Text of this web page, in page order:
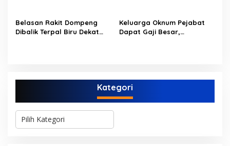
Belasan Rakit Dompeng
Dibalik Terpal Biru Dekat
Keluarga Oknum Pejabat
Dapat Gaji Besar,
Kategori
K